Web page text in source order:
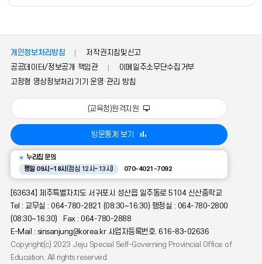
개인정보처리방침
저작권지침및신고
공공데이터/정보공개 책임관
이메일주소무단수집거부
고정형 영상정보처리기기 운영·관리 방침
(교육청)원격지원
방문통계 보기
누리집 문의
평일 09시~18시 (점심 12시~13시) 070-4021-7092
[63634] 제주특별자치도 서귀포시 성산읍 일주동로 5104 신산중학교
Tel : 교무실 : 064-780-2821 (08:30~16:30) 행정실 : 064-780-2800
(08:30~16:30) Fax : 064-780-2888
E-Mail : sinsanjung@korea.kr 사업자등록번호. 616-83-02636
Copyright(c) 2023 Jeju Special Self-Governing Provincial Office of
Education. All rights reserved.